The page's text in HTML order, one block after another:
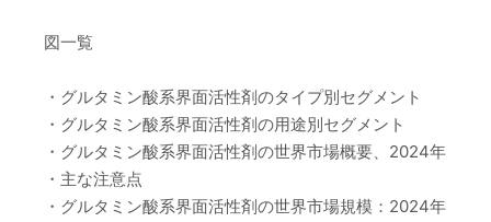
図一覧
・グルタミン酸系界面活性剤のタイプ別セグメント
・グルタミン酸系界面活性剤の用途別セグメント
・グルタミン酸系界面活性剤の世界市場概要、2024年
・主な注意点
・グルタミン酸系界面活性剤の世界市場規模：2024年